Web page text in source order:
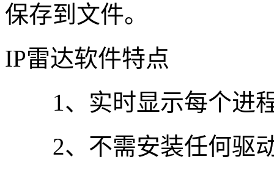
保存到文件。
IP雷达软件特点
1、实时显示每个进程
2、不需安装任何驱动